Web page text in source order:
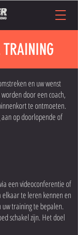
TRAINING
en uw wenst
door een coach,
te ontmoeten.
op doorlopende of
een videoconferentie of
te leren kennen en
training te bepalen.
schakel zijn. Het doel